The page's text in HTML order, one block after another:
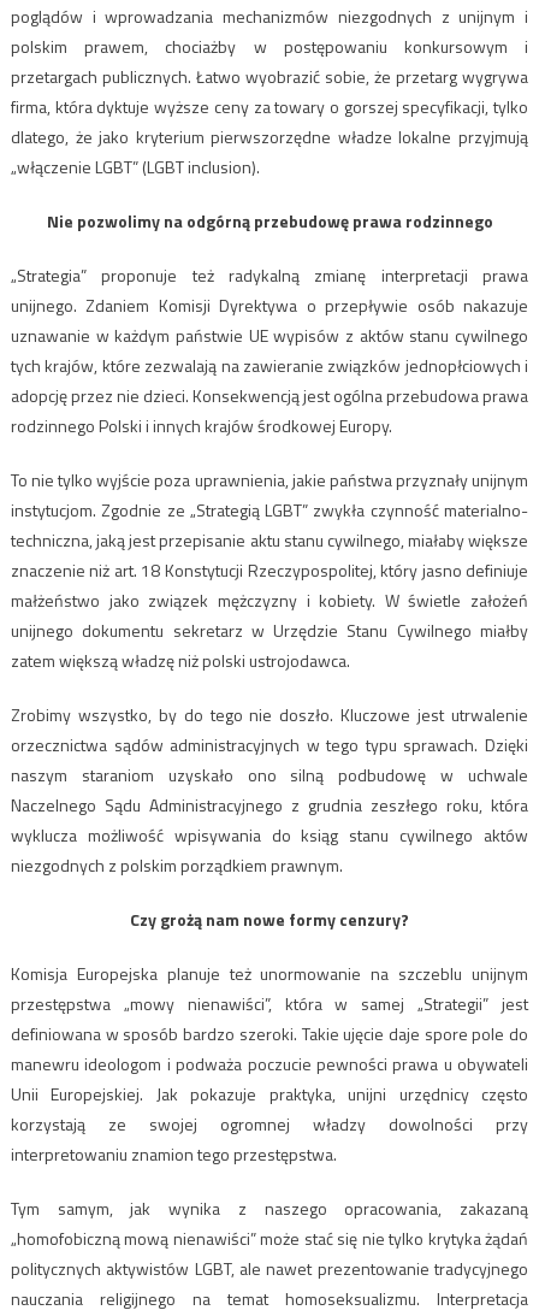
poglądów i wprowadzania mechanizmów niezgodnych z unijnym i
polskim prawem, chociażby w postępowaniu konkursowym i
przetargach publicznych. Łatwo wyobrazić sobie, że przetarg wygrywa
firma, która dyktuje wyższe ceny za towary o gorszej specyfikacji, tylko
dlatego, że jako kryterium pierwszorzędne władze lokalne przyjmują
„włączenie LGBT” (LGBT inclusion).
Nie pozwolimy na odgórną przebudowę prawa rodzinnego
„Strategia” proponuje też radykalną zmianę interpretacji prawa
unijnego. Zdaniem Komisji Dyrektywa o przepływie osób nakazuje
uznawanie w każdym państwie UE wypisów z aktów stanu cywilnego
tych krajów, które zezwalają na zawieranie związków jednopłciowych i
adopcję przez nie dzieci. Konsekwencją jest ogólna przebudowa prawa
rodzinnego Polski i innych krajów środkowej Europy.
To nie tylko wyjście poza uprawnienia, jakie państwa przyznały unijnym
instytucjom. Zgodnie ze „Strategią LGBT” zwykła czynność materialno-
techniczna, jaką jest przepisanie aktu stanu cywilnego, miałaby większe
znaczenie niż art. 18 Konstytucji Rzeczypospolitej, który jasno definiuje
małżeństwo jako związek mężczyzny i kobiety. W świetle założeń
unijnego dokumentu sekretarz w Urzędzie Stanu Cywilnego miałby
zatem większą władzę niż polski ustrojodawca.
Zrobimy wszystko, by do tego nie doszło. Kluczowe jest utrwalenie
orzecznictwa sądów administracyjnych w tego typu sprawach. Dzięki
naszym staraniom uzyskało ono silną podbudowę w uchwale
Naczelnego Sądu Administracyjnego z grudnia zeszłego roku, która
wyklucza możliwość wpisywania do ksiąg stanu cywilnego aktów
niezgodnych z polskim porządkiem prawnym.
Czy grożą nam nowe formy cenzury?
Komisja Europejska planuje też unormowanie na szczeblu unijnym
przestępstwa „mowy nienawiści”, która w samej „Strategii” jest
definiowana w sposób bardzo szeroki. Takie ujęcie daje spore pole do
manewru ideologom i podważa poczucie pewności prawa u obywateli
Unii Europejskiej. Jak pokazuje praktyka, unijni urzędnicy często
korzystają ze swojej ogromnej władzy dowolności przy
interpretowaniu znamion tego przestępstwa.
Tym samym, jak wynika z naszego opracowania, zakazaną
„homofobiczną mową nienawiści” może stać się nie tylko krytyka żądań
politycznych aktywistów LGBT, ale nawet prezentowanie tradycyjnego
nauczania religijnego na temat homoseksualizmu. Interpretacja